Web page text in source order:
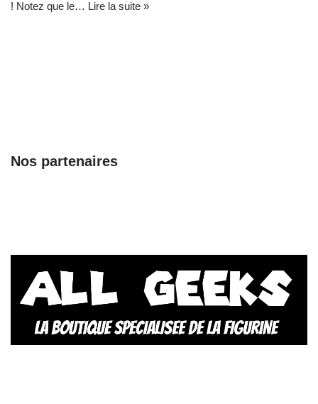
! Notez que le… Lire la suite »
Nos partenaires